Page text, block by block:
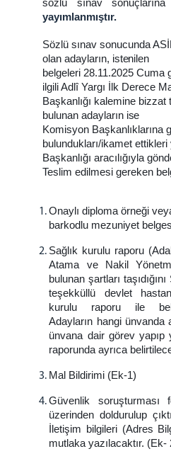
yayımlanmıştır.
Sözlü sınav sonucunda
olan adayların, istenilen
belgeleri 28.11.2025 Cuma
ilgili Adlî Yargı İlk Derece
Başkanlığı kalemine bizzat
bulunan adayların ise
Komisyon Başkanlıklarına
bulundukları/ikamet
Başkanlığı aracılığıyla
Teslim edilmesi gereken
Onaylı diploma örneği
barkodlu mezuniyet
Sağlık kurulu raporu
Atama ve Nakil
bulunan şartları
teşekküllü devlet
kurulu raporu ile
Adayların hangi
ünvana dair görev yapıp
raporunda ayrıca
Mal Bildirimi (Ek-1)
Güvenlik
üzerinden doldurulup
İletişim bilgileri (Adres
mutlaka yazılacaktır. (Ek-